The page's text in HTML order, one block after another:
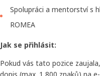
Spolupráci a mentorství s
ROMEA
Jak se přihlásit:
Pokud vás tato pozice